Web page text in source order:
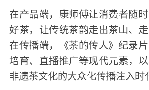
在产品端，康师傅让消费者随
好茶，让传统茶韵走出茶山、走
在传播端，《茶的传人》纪录
培育、直播推广等现代元素，
非遗茶文化的大众化传播注入时